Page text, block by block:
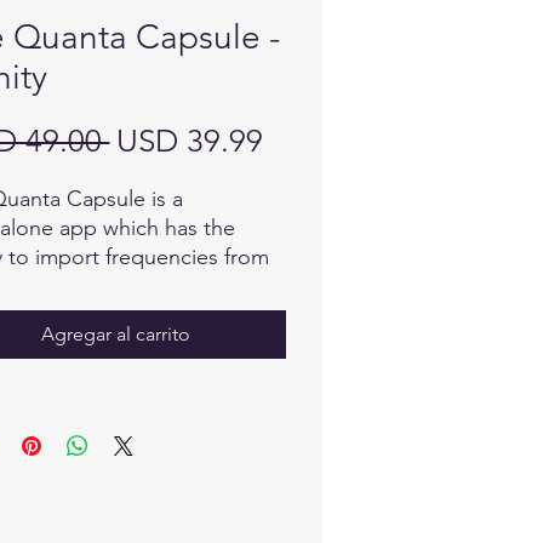
Quanta Capsule -
49.00 Precio
USD 39.99Precio
Capsule is a
app which has the
to import frequencies from
App to allow at home
The Quanta Capsule
from their Quantum
practitioner.
Agregar al carrito